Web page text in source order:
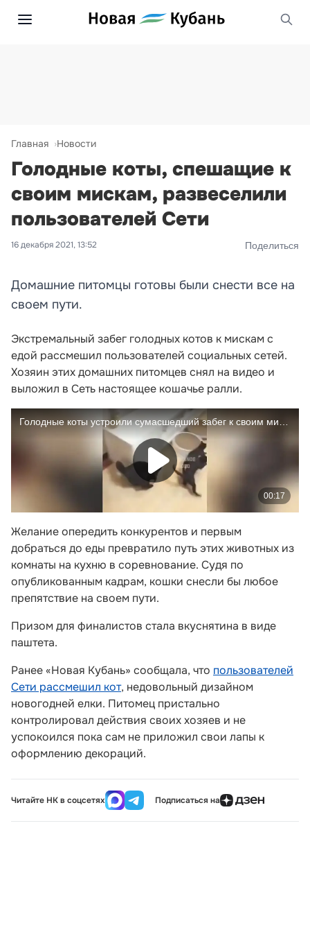
Главная Новости
Голодные коты, спешащие к
своим мискам, развеселили
пользователей Сети
16 декабря 2021, 13:52 Поделиться
Домашние питомцы готовы были снести все на
своем пути.
Экстремальный забег голодных котов к мискам с
едой рассмешил пользователей социальных сетей.
Хозяин этих домашних питомцев снял на видео и
выложил в Сеть настоящее кошачье ралли.
Желание опередить конкурентов и первым
добраться до еды превратило путь этих животных из
комнаты на кухню в соревнование. Судя по
опубликованным кадрам, кошки снесли бы любое
препятствие на своем пути.
Призом для финалистов стала вкуснятина в виде
паштета.
Ранее «Новая Кубань» сообщала, что пользователей
Сети рассмешил кот, недовольный дизайном
новогодней елки. Питомец пристально
контролировал действия своих хозяев и не
успокоился пока сам не приложил свои лапы к
оформлению декораций.
Читайте НК в соцсетях Подписаться на